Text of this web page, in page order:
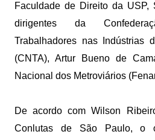
Faculdade de Direito da USP,
dirigentes da
Trabalhadores nas Indústrias
(CNTA), Artur Bueno de
Nacional dos Metroviários
De acordo com Wilson
Conlutas de São Paulo, o